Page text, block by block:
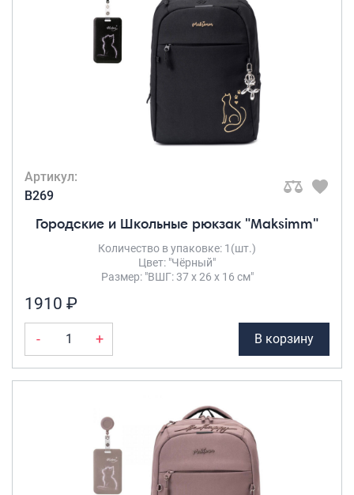
Артикул:
B269
Городские и Школьные рюкзак "Maksimm"
Количество в упаковке: 1(шт.)
Цвет: "Чёрный"
Размер: "ВШГ: 37 х 26 х 16 см"
1910 ₽
- + В корзину